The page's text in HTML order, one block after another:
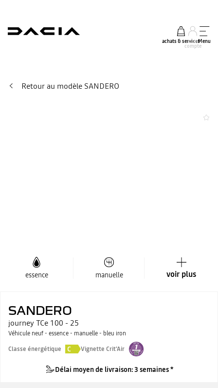
achats & services
mon
compte
Menu
Retour au modèle SANDERO
essence manuelle voir plus
SANDERO
journey TCe 100 - 25
Véhicule neuf - essence - manuelle - bleu iron
Classe énergétique
C Vignette Crit'Air
Délai moyen de livraison: 3 semaines *